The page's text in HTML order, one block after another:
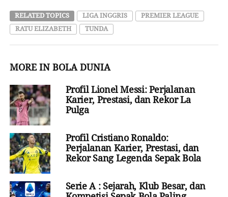
RELATED TOPICS LIGA INGGRIS
PREMIER LEAGUE
RATU ELIZABETH
TUNDA
MORE IN BOLA DUNIA
Profil Lionel Messi: Perjalanan
Karier, Prestasi, dan Rekor La
Pulga
Profil Cristiano Ronaldo:
Perjalanan Karier, Prestasi, dan
Rekor Sang Legenda Sepak Bola
Serie A : Sejarah, Klub Besar, dan